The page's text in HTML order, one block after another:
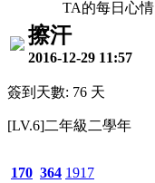
TA的每日心情
擦汗
2016-12-29 11:57
簽到天數: 76 天
[LV.6]二年級二學年
170 364 1917